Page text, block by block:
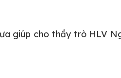
giúp cho thầy trò HLV